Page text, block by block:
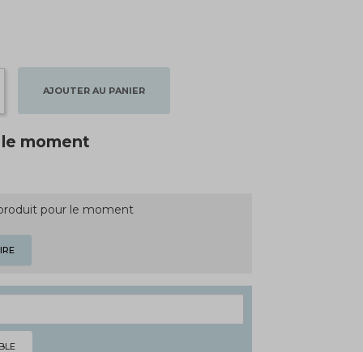
AJOUTER AU PANIER
moment
pour le moment